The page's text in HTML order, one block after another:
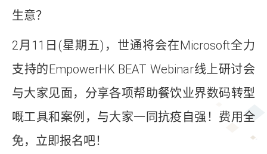
生意？
2月11日(星期五)，世通将会在Microsoft全力
支持的EmpowerHK BEAT Webinar线上研讨会
与大家见面，分享各项帮助餐饮业界数码转型
嘅工具和案例，与大家一同抗疫自强！费用全
免，立即报名吧！